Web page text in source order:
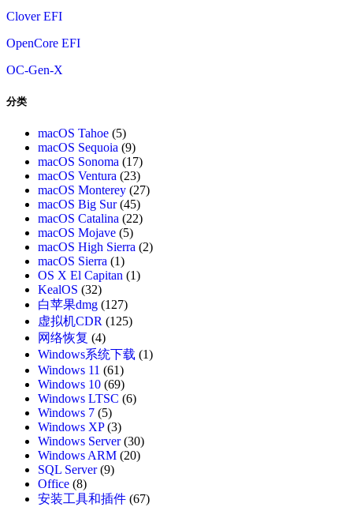
Clover EFI
OpenCore EFI
OC-Gen-X
分类
macOS Tahoe (5)
macOS Sequoia (9)
macOS Sonoma (17)
macOS Ventura (23)
macOS Monterey (27)
macOS Big Sur(45)
macOS Catalina (22)
macOS Mojave (5)
macOS High Sierra (2)
macOS Sierra (1)
OS X El Capitan (1)
KealOS (32)
白苹果dmg (127)
虚拟机CDR (125)
网络恢复 (4)
Windows系统下载 (1)
Windows 11 (61)
Windows 10 (69)
Windows LTSC (6)
Windows 7 (5)
Windows XP(3)
Windows Server(30)
Windows ARM (20)
SQL Server(9)
Office (8)
安装工具和插件 (67)